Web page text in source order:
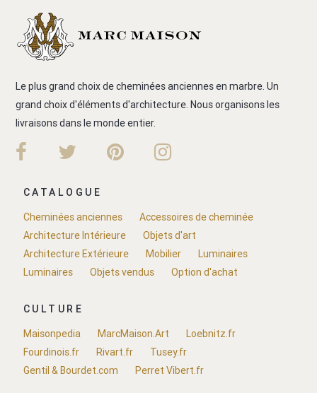
Le plus grand choix de cheminées anciennes en marbre. Un
grand choix d'éléments d'architecture. Nous organisons les
livraisons dans le monde entier.
CATALOGUE
Cheminées anciennes
Accessoires de cheminée
Architecture Intérieure
Objets d'art
Architecture Extérieure
Mobilier
Luminaires
Luminaires
Objets vendus Option d'achat
CULTURE
Maisonpedia
MarcMaison.Art
Loebnitz.fr
Fourdinois.fr
Rivart.fr
Tusey.fr
Gentil & Bourdet.com
Perret Vibert.fr